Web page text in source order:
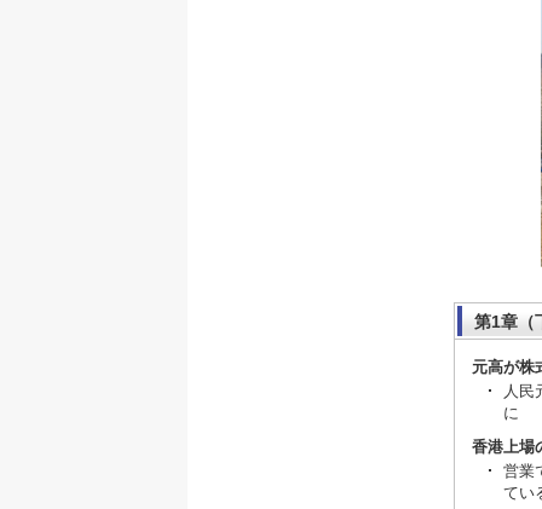
第1章（
元高が株
人民
に
香港上場
営業
てい